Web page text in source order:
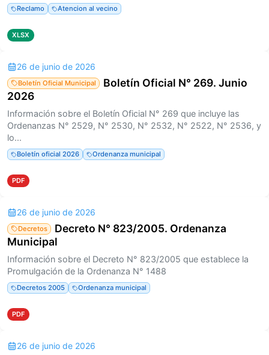
Reclamo Atencion al vecino
XLSX
26 de junio de 2026
Boletín Oficial Municipal
Boletín Oficial N° 269. Junio
2026
Información sobre el Boletín Oficial N° 269 que incluye las
Ordenanzas N° 2529, N° 2530, N° 2532, N° 2522, N° 2536, y
lo...
Boletín oficial 2026 Ordenanza municipal
PDF
26 de junio de 2026
Decretos
Decreto N° 823/2005. Ordenanza
Municipal
Información sobre el Decreto N° 823/2005 que establece la
Promulgación de la Ordenanza N° 1488
Decretos 2005 Ordenanza municipal
PDF
26 de junio de 2026